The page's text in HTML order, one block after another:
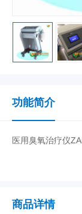
功能简介
医用臭氧治疗仪
商品详情